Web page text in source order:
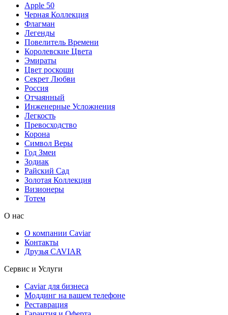
Apple 50
Черная Коллекция
Флагман
Легенды
Повелитель Времени
Королевские Цвета
Эмираты
Цвет роскоши
Секрет Любви
Россия
Отчаянный
Инженерные Усложнения
Легкость
Превосходство
Корона
Символ Веры
Год Змеи
Зодиак
Райский Сад
Золотая Коллекция
Визионеры
Тотем
О нас
О компании Caviar
Контакты
Друзья CAVIAR
Сервис и Услуги
Caviar для бизнеса
Моддинг на вашем телефоне
Реставрация